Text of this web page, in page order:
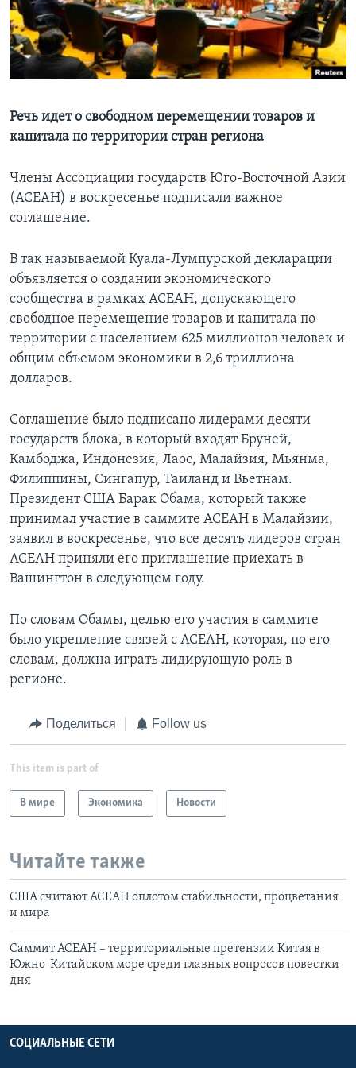
Learning English
СОЦИАЛЬНЫЕ СЕТИ
Языки
Речь идет о свободном перемещении товаров и
капитала по территории стран региона
Члены Ассоциации государств Юго-Восточной Азии
(АСЕАН) в воскресенье подписали важное
соглашение.
В так называемой Куала-Лумпурской декларации
объявляется о создании экономического
сообщества в рамках АСЕАН, допускающего
свободное перемещение товаров и капитала по
территории с населением 625 миллионов человек и
общим объемом экономики в 2,6 триллиона
долларов.
Соглашение было подписано лидерами десяти
государств блока, в который входят Бруней,
Камбоджа, Индонезия, Лаос, Малайзия, Мьянма,
Филиппины, Сингапур, Таиланд и Вьетнам.
Президент США Барак Обама, который также
принимал участие в саммите АСЕАН в Малайзии,
заявил в воскресенье, что все десять лидеров стран
АСЕАН приняли его приглашение приехать в
Вашингтон в следующем году.
По словам Обамы, целью его участия в саммите
было укрепление связей с АСЕАН, которая, по его
словам, должна играть лидирующую роль в
регионе.
Поделиться Follow us
This item is part of
В мире Экономика Новости
Читайте также
США считают АСЕАН оплотом стабильности, процветания
и мира
Cаммит АСЕАН – территориальные претензии Китая в
Южно-Китайском море cреди главных вопросов повестки
дня
СОЦИАЛЬНЫЕ СЕТИ